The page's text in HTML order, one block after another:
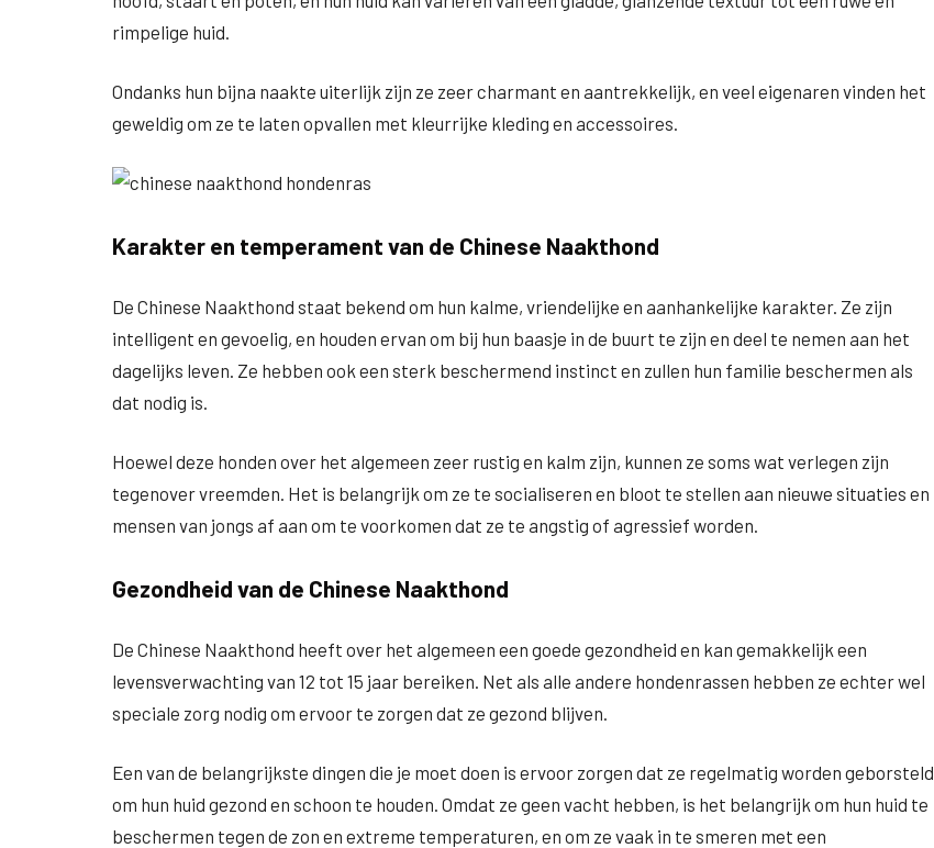
rimpelige huid.
Ondanks hun bijna naakte uiterlijk zijn ze zeer charmant en aantrekkelijk, en veel eigenaren vinden het
geweldig om ze te laten opvallen met kleurrijke kleding en accessoires.
Karakter en temperament van de Chinese Naakthond
De Chinese Naakthond staat bekend om hun kalme, vriendelijke en aanhankelijke karakter. Ze zijn
intelligent en gevoelig, en houden ervan om bij hun baasje in de buurt te zijn en deel te nemen aan het
dagelijks leven. Ze hebben ook een sterk beschermend instinct en zullen hun familie beschermen als
dat nodig is.
Hoewel deze honden over het algemeen zeer rustig en kalm zijn, kunnen ze soms wat verlegen zijn
tegenover vreemden. Het is belangrijk om ze te socialiseren en bloot te stellen aan nieuwe situaties en
mensen van jongs af aan om te voorkomen dat ze te angstig of agressief worden.
Gezondheid van de Chinese Naakthond
De Chinese Naakthond heeft over het algemeen een goede gezondheid en kan gemakkelijk een
levensverwachting van 12 tot 15 jaar bereiken. Net als alle andere hondenrassen hebben ze echter wel
speciale zorg nodig om ervoor te zorgen dat ze gezond blijven.
Een van de belangrijkste dingen die je moet doen is ervoor zorgen dat ze regelmatig worden geborsteld
om hun huid gezond en schoon te houden. Omdat ze geen vacht hebben, is het belangrijk om hun huid te
beschermen tegen de zon en extreme temperaturen, en om ze vaak in te smeren met een